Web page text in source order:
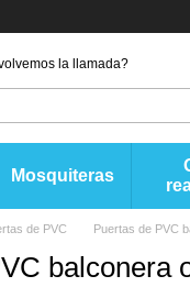
la llamada?
Mosquiteras
de PVC Puertas de PVC
balconera